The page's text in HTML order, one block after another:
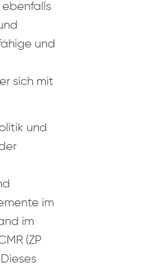
ebenfalls
und
sich mit
und
im
im
(ZP